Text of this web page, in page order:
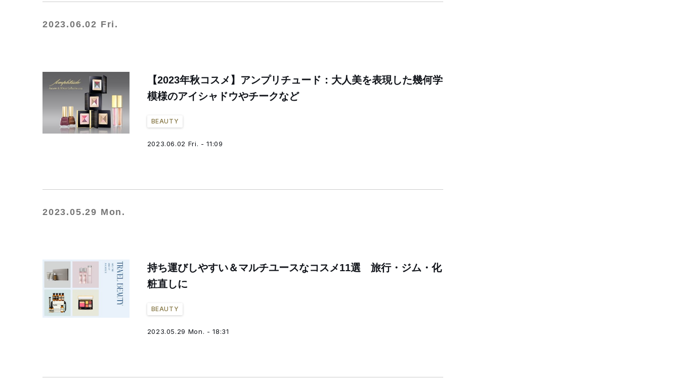
2023.06.02 Fri.
【2023年秋コスメ】アンプリチュード：大人美を表現した幾何学
模様のアイシャドウやチークなど
BEAUTY
2023.06.02 Fri. - 11:09
2023.05.29 Mon.
持ち運びしやすい＆マルチユースなコスメ11選 旅行・ジム・化
粧直しに
BEAUTY
2023.05.29 Mon. - 18:31